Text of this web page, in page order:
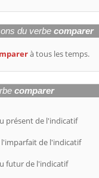
du verbecomparer
à tous les temps.
comparer
présent de l'indicatif
l'imparfait de l'indicatif
futur de l'indicatif